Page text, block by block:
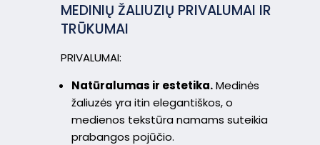
MEDINIŲ ŽALIUZIŲ PRIVALUMAI IR
TRŪKUMAI
PRIVALUMAI:
Natūralumas ir estetika.Medinės
žaliuzės yra itin elegantiškos, o
medienos tekstūra namams suteikia
prabangos pojūčio.